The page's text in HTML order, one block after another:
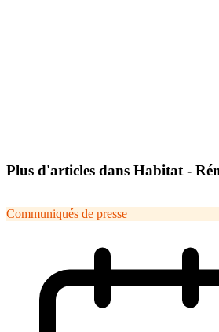
Plus d'articles dans Habitat -
Communiqués de presse